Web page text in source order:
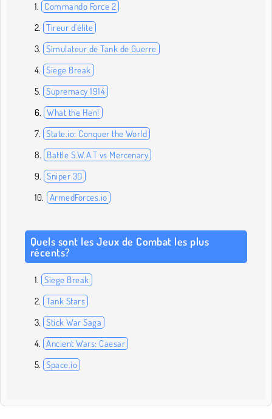
Commando Force 2
Tireur d'élite
Simulateur de Tank de Guerre
Siege Break
Supremacy 1914
What the Hen!
State.io: Conquer the World
Battle S.W.A.T vs Mercenary
Sniper 3D
ArmedForces.io
Quels sont les Jeux de Combat les plus
récents?
Siege Break
Tank Stars
Stick War Saga
Ancient Wars: Caesar
Space.io